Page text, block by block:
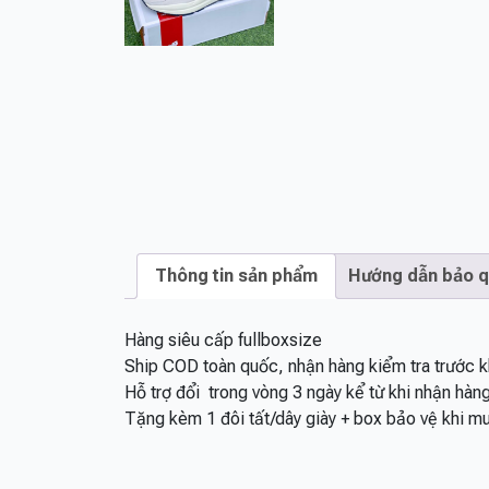
Thông tin sản phẩm Hướng dẫn bảo
Hàng siêu cấp fullboxsize
Ship COD toàn quốc, nhận hàng kiểm tra trước
Hỗ trợ đổi trong vòng 3 ngày kể từ khi nhận
Tặng kèm 1 đôi tất/dây giày + box bảo vệ khi